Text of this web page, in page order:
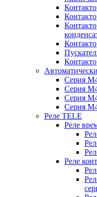
Серия
Серия
Серия
Серия
Реле TELE
Реле
Реле